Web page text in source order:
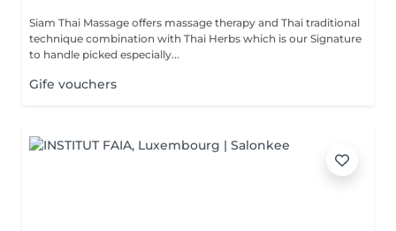
Siam Thai Massage offers massage therapy and Thai traditional
technique combination with Thai Herbs which is our Signature
to handle picked especially...
Gife vouchers